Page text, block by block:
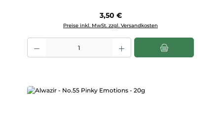
Regulärer Preis:
3,50 €
Preise inkl. MwSt. zzgl. Versandkosten
Produkt Anzahl: Gib den gewünschten Wert ein oder benutze die